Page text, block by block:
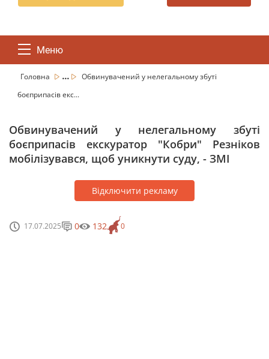
Меню
Головна ...
Обвинувачений у нелегальному збуті
боєприпасів екс...
Обвинувачений у нелегальному збуті
боєприпасів екскуратор "Кобри" Резніков
мобілізувався, щоб уникнути суду, - ЗМІ
Відключити рекламу
17.07.2025 0
0 132